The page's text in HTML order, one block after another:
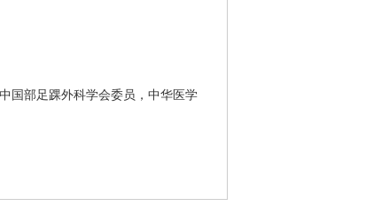
国部足踝外科学会委员，中华医学